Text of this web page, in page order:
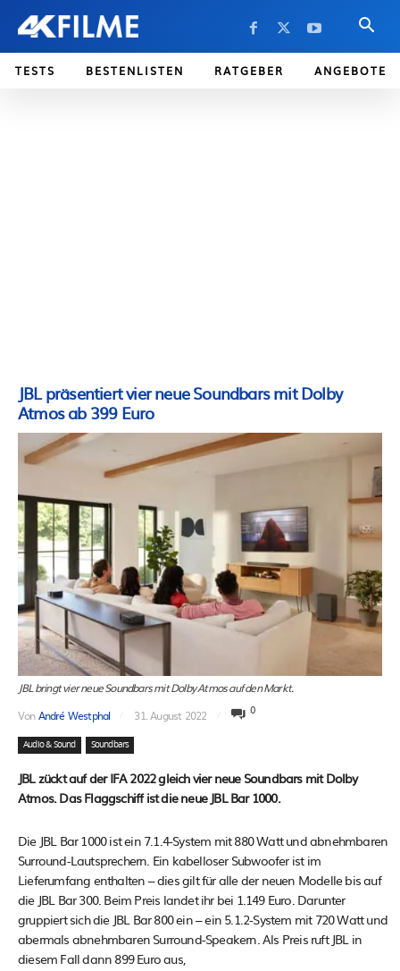
TESTS BESTENLISTEN RATGEBER ANGEBOTE
JBL präsentiert vier neue Soundbars mit Dolby
Atmos ab 399 Euro
JBL bringt vier neue Soundbars mit Dolby Atmos auf den Markt.
VonAndré Westphal 31. August 2022 0
Audio & Sound Soundbars
JBL zückt auf der IFA 2022 gleich vier neue Soundbars mit Dolby
Atmos. Das Flaggschiff ist die neue JBL Bar 1000.
Die JBL Bar 1000 ist ein 7.1.4-System mit 880 Watt und abnehmbaren
Surround-Lautsprechern. Ein kabelloser Subwoofer ist im
Lieferumfang enthalten – dies gilt für alle der neuen Modelle bis auf
die JBL Bar 300. Beim Preis landet ihr bei 1.149 Euro. Darunter
gruppiert sich die JBL Bar 800 ein – ein 5.1.2-System mit 720 Watt und
abermals abnehmbaren Surround-Speakern. Als Preis ruft JBL in
diesem Fall dann 899 Euro aus,